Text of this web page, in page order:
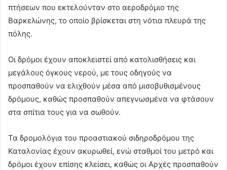
πτήσεων που εκτελούνταν στο αεροδρόμιο της
Βαρκελώνης, το οποίο βρίσκεται στη νότια πλευρά της
πόλης.
Οι δρόμοι έχουν αποκλειστεί από κατολισθήσεις και
μεγάλους όγκους νερού, με τους οδηγούς να
προσπαθούν να ελιχθούν μέσα από μισοβυθισμένους
δρόμους, καθώς προσπαθούν απεγνωσμένα να φτάσουν
στα σπίτια τους για να σωθούν.
Τα δρομολόγια του προαστιακού σιδηροδρόμου της
Καταλονίας έχουν ακυρωθεί, ενώ σταθμοί του μετρό και
δρόμοι έχουν επίσης κλείσει, καθώς οι Αρχές προσπαθούν